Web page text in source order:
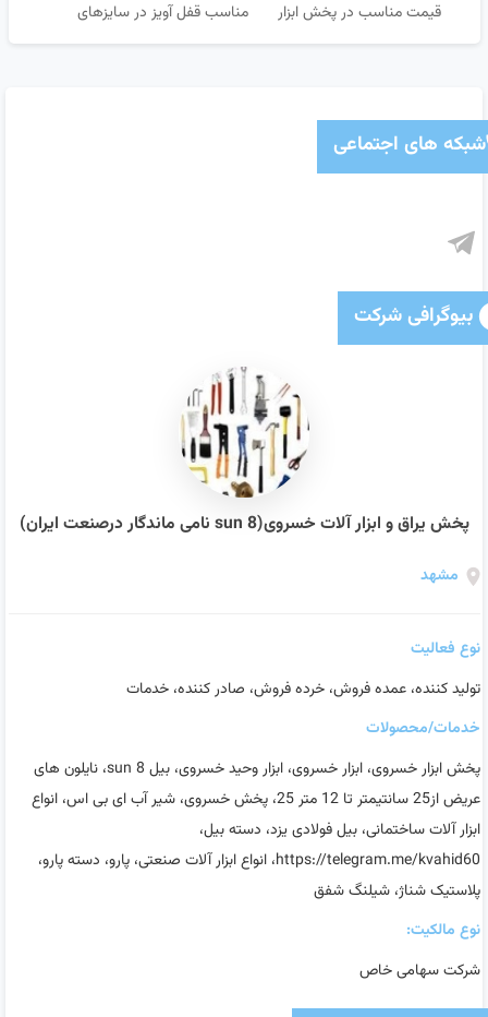
قیمت مناسب در پخش ابزار
خسروی
مناسب قفل آویز در سایزهای
مختلف
شبکه های اجتماعی
بیوگرافی شرکت
پخش یراق و ابزار آلات خسروی(sun 8 نامی ماندگار درصنعت ایران)
مشهد
نوع فعالیت
تولید کننده، عمده فروش، خرده فروش، صادر کننده، خدمات
خدمات/محصولات
پخش ابزار خسروی، ابزار خسروی، ابزار وحید خسروی، بیل sun 8، نایلون های
عریض از25 سانتیمتر تا 12 متر 25، پخش خسروی، شیر آب ای بی اس، انواع
ابزار آلات ساختمانی، بیل فولادی یزد، دسته بیل،
https://telegram.me/kvahid60، انواع ابزار آلات صنعتی، پارو، دسته پارو،
پلاستیک شناژ، شیلنگ شفق
نوع مالکیت:
شرکت سهامی خاص